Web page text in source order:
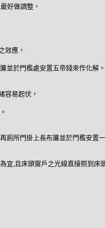
好做調整，
效應，
並於門檻處安置五帝錢來作化解。
容易起伏，
廁所門掛上長布簾並於門檻安置
,且床頭窗戶之光線直接照到床